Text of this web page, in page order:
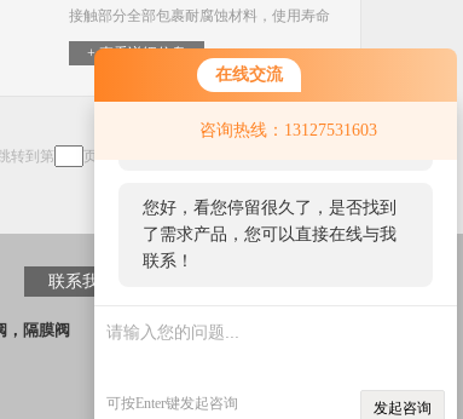
在线交流
咨询热线：13127531603
您好！欢迎前来咨询，很高兴为您
您好，看您停留很久了，是否找到
了需求产品，您可以直接在线与我
联系！
可按Enter键发起咨询 发起咨询
接触部分全部包裹耐腐蚀材料，使用寿命
长，经济性高适用在-50℃～150℃的各种
浓度的王水、硫酸、盐酸、各种有机酸，
+ 查看详细信息
转到第 页
联系我们
，隔膜阀